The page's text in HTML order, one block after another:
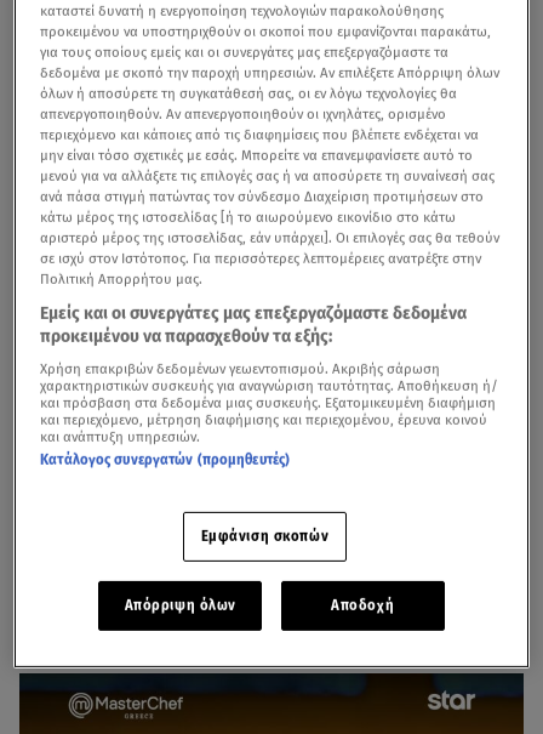
Η μαγειρική «μητέρα των μαχών» τουMasterChef 10
ανάμεσα στην Κόκκινη και στη Μπλε μπριγάδα, με στόχο
MasterChef: «Σφαγή θα γίνει σήμερα» - Η ώρα του
τοίχου!
καταστεί δυνατή η ενεργοποίηση τεχνολογιών παρακολούθησης
προκειμένου να υποστηριχθούν οι σκοποί που εμφανίζονται παρακάτω,
για τους οποίους εμείς και οι συνεργάτες μας επεξεργαζόμαστε τα
δεδομένα με σκοπό την παροχή υπηρεσιών. Αν επιλέξετε Απόρριψη όλων
όλων ή αποσύρετε τη συγκατάθεσή σας, οι εν λόγω τεχνολογίες θα
απενεργοποιηθούν. Αν απενεργοποιηθούν οι ιχνηλάτες, ορισμένο
περιεχόμενο και κάποιες από τις διαφημίσεις που βλέπετε ενδέχεται να
μην είναι τόσο σχετικές με εσάς. Μπορείτε να επανεμφανίσετε αυτό το
μενού για να αλλάξετε τις επιλογές σας ή να αποσύρετε τη συναίνεσή σας
ανά πάσα στιγμή πατώντας τον σύνδεσμο Διαχείριση προτιμήσεων στο
κάτω μέρος της ιστοσελίδας [ή το αιωρούμενο εικονίδιο στο κάτω
αριστερό μέρος της ιστοσελίδας, εάν υπάρχει]. Οι επιλογές σας θα τεθούν
σε ισχύ στον Ιστότοπος. Για περισσότερες λεπτομέρειες ανατρέξτε στην
Πολιτική Απορρήτου μας.
Εμείς και οι συνεργάτες μας επεξεργαζόμαστε δεδομένα
προκειμένου να παρασχεθούν τα εξής:
Χρήση επακριβών δεδομένων γεωεντοπισμού. Ακριβής σάρωση
χαρακτηριστικών συσκευής για αναγνώριση ταυτότητας. Αποθήκευση ή/
και πρόσβαση στα δεδομένα μιας συσκευής. Εξατομικευμένη διαφήμιση
και περιεχόμενο, μέτρηση διαφήμισης και περιεχομένου, έρευνα κοινού
και ανάπτυξη υπηρεσιών.
Κατάλογος συνεργατών (προμηθευτές)
Εμφάνιση σκοπών
Απόρριψη όλων Αποδοχή